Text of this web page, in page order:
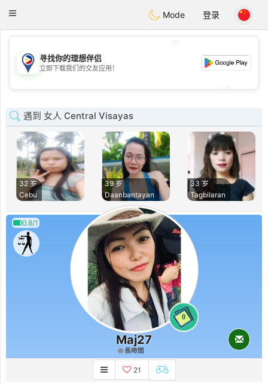
PhilippinesChat
Toggle
Mode 登录
💖
💕
寻找你的理想伴侣
立即下载我们的交友应用！
遇到 女人 Central Visayas
32 岁
Cebu
39 岁
Daanbantayan
33 岁
Tagbilaran
0.8/1
0
Maj27
長時間
21